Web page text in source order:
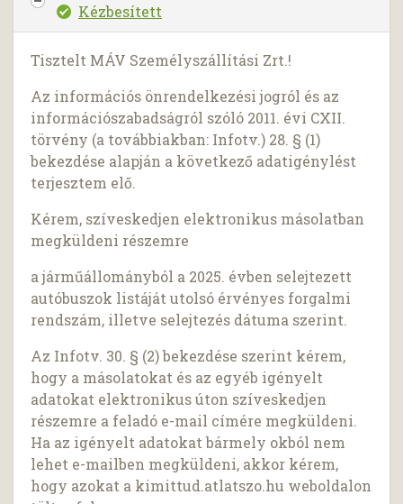
Kézbesített
Tisztelt MÁV Személyszállítási Zrt.!
Az információs önrendelkezési jogról és az
információszabadságról szóló 2011. évi CXII.
törvény (a továbbiakban: Infotv.) 28. § (1)
bekezdése alapján a következő adatigénylést
terjesztem elő.
Kérem, szíveskedjen elektronikus másolatban
megküldeni részemre
a járműállományból a 2025. évben selejtezett
autóbuszok listáját utolsó érvényes forgalmi
rendszám, illetve selejtezés dátuma szerint.
Az Infotv. 30. § (2) bekezdése szerint kérem,
hogy a másolatokat és az egyéb igényelt
adatokat elektronikus úton szíveskedjen
részemre a feladó e-mail címére megküldeni.
Ha az igényelt adatokat bármely okból nem
lehet e-mailben megküldeni, akkor kérem,
hogy azokat a kimittud.atlatszo.hu weboldalon